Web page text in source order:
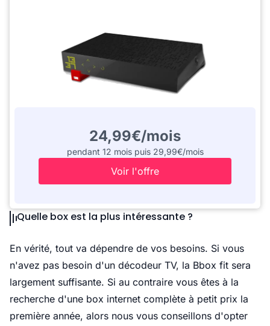
24,99€/mois
pendant 12 mois puis 29,99€/mois
Voir l'offre
Quelle box est la plus intéressante ?
En vérité, tout va dépendre de vos besoins. Si vous
n'avez pas besoin d'un décodeur TV, la Bbox fit sera
largement suffisante. Si au contraire vous êtes à la
recherche d'une box internet complète à petit prix la
première année, alors nous vous conseillons d'opter